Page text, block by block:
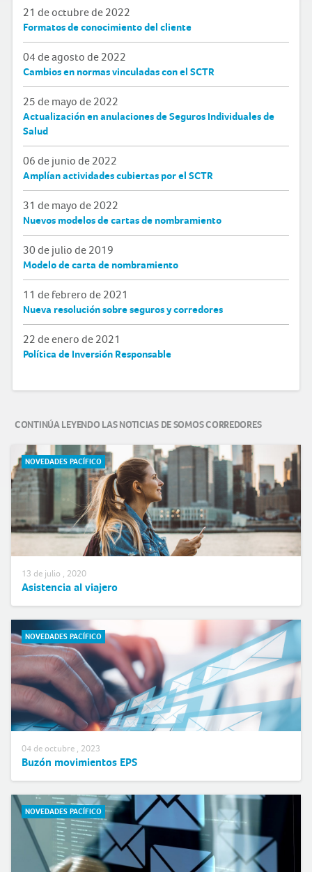
21 de octubre de 2022
Formatos de conocimiento del cliente
04 de agosto de 2022
Cambios en normas vinculadas con el SCTR
25 de mayo de 2022
Actualización en anulaciones de Seguros Individuales de
Salud
06 de junio de 2022
Amplían actividades cubiertas por el SCTR
31 de mayo de 2022
Nuevos modelos de cartas de nombramiento
30 de julio de 2019
Modelo de carta de nombramiento
11 de febrero de 2021
Nueva resolución sobre seguros y corredores
22 de enero de 2021
Política de Inversión Responsable
CONTINÚA LEYENDO LAS NOTICIAS DE SOMOS CORREDORES
NOVEDADES PACÍFICO
13 de julio , 2020
Asistencia al viajero
NOVEDADES PACÍFICO
04 de octubre , 2023
Buzón movimientos EPS
NOVEDADES PACÍFICO